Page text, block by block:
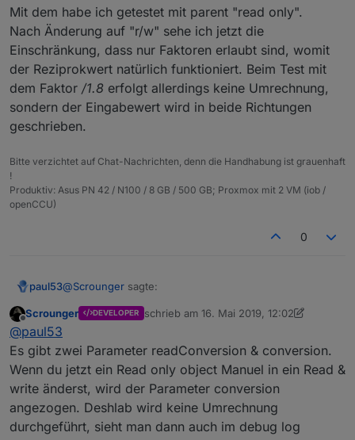
wird der kehrwert durch den adapter gebildet.
Kannan zb für das hue Beispiel das ich weiter
oben beschrieben habe verwenden.
Mit dem habe ich getestet mit parent "read only".
Nach Änderung auf "r/w" sehe ich jetzt die
Einschränkung, dass nur Faktoren erlaubt sind, womit
der Reziprokwert natürlich funktioniert. Beim Test mit
dem Faktor /1.8 erfolgt allerdings keine Umrechnung,
sondern der Eingabewert wird in beide Richtungen
geschrieben.
Bitte verzichtet auf Chat-Nachrichten, denn die Handhabung ist grauenhaft
!
Produktiv: Asus PN 42 / N100 / 8 GB / 500 GB; Proxmox mit 2 VM (iob /
openCCU)
0
paul53@Scrounger sagte:
implementiert.
Mit dem habe ich getestet mit parent "read only".
Nach Änderung auf "r/w" sehe ich jetzt die
Einschränkung, dass nur Faktoren erlaubt sind, womit
der Reziprokwert natürlich funktioniert. Beim Test mit
erfolgt allerdings keine Umrechnung,
sondern der Eingabewert wird in beide Richtungen
Offline
Scrounger DEVELOPER schrieb am 16. Mai 2019, 12:02
zuletzt editiert von Scrounger
@paul53
Es gibt zwei Parameter readConversion & conversion.
Wenn du jetzt ein Read only object Manuel in ein Read &
write änderst, wird der Parameter conversion
angezogen. Deshlab wird keine Umrechnung
durchgeführt, sieht man dann auch im debug log